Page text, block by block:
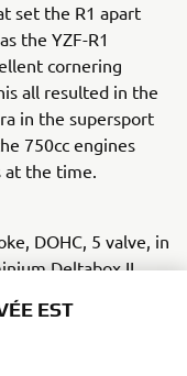
set the R1 apart
the YZF-R1
cornering
all resulted in the
in the supersport
750cc engines
at the time.
DOHC, 5 valve, in
Deltabox II
EST